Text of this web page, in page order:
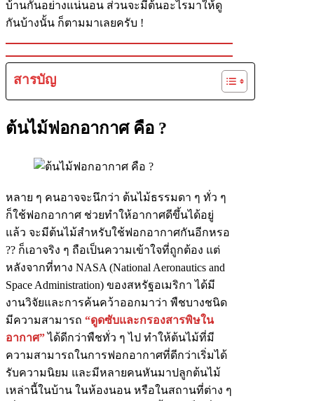
บ้านกันอย่างแน่นอน ส่วนจะมีต้นอะไรมาให้ดู
กันบ้างนั้น ก็ตามมาเลยครับ !
สารบัญ
ต้นไม้ฟอกอากาศ คือ ?
หลาย ๆ คนอาจจะนึกว่า ต้นไม้ธรรมดา ๆ ทั่ว ๆ
ก็ใช้ฟอกอากาศ ช่วยทำให้อากาศดีขึ้นได้อยู่
แล้ว จะมีต้นไม้สำหรับใช้ฟอกอากาศกันอีกหรอ
?? ก็เอาจริง ๆ ถือเป็นความเข้าใจที่ถูกต้อง แต่
หลังจากที่ทาง NASA (National Aeronautics and
Space Administration) ของสหรัฐอเมริกา ได้มี
งานวิจัยและการค้นคว้าออกมาว่า พืชบางชนิด
มีความสามารถ “ดูดซับและกรองสารพิษใน
อากาศ”ได้ดีกว่าพืชทั่ว ๆ ไป ทำให้ต้นไม้ที่มี
ความสามารถในการฟอกอากาศที่ดีกว่าเริ่มได้
รับความนิยม และมีหลายคนหันมาปลูกต้นไม้
เหล่านี้ในบ้าน ในห้องนอน หรือในสถานที่ต่าง ๆ